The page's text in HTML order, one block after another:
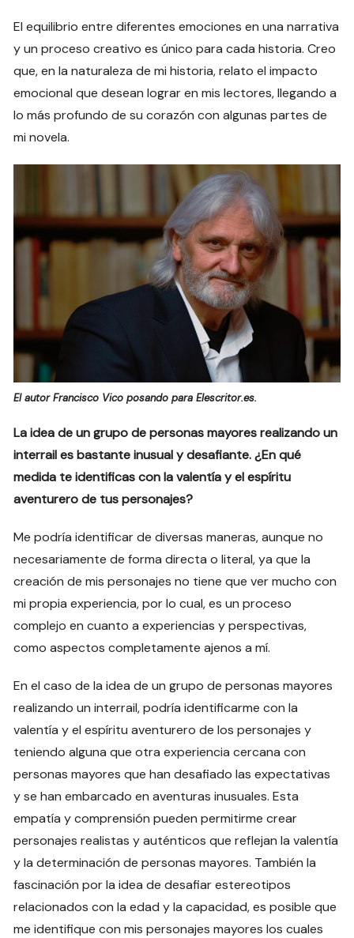
El equilibrio entre diferentes emociones en una narrativa
y un proceso creativo es único para cada historia. Creo
que, en la naturaleza de mi historia, relato el impacto
emocional que desean lograr en mis lectores, llegando a
lo más profundo de su corazón con algunas partes de
mi novela.
El autor Francisco Vico posando para Elescritor.es.
La idea de un grupo de personas mayores realizando un
interrail es bastante inusual y desafiante. ¿En qué
medida te identificas con la valentía y el espíritu
aventurero de tus personajes?
Me podría identificar de diversas maneras, aunque no
necesariamente de forma directa o literal, ya que la
creación de mis personajes no tiene que ver mucho con
mi propia experiencia, por lo cual, es un proceso
complejo en cuanto a experiencias y perspectivas,
como aspectos completamente ajenos a mí.
En el caso de la idea de un grupo de personas mayores
realizando un interrail, podría identificarme con la
valentía y el espíritu aventurero de los personajes y
teniendo alguna que otra experiencia cercana con
personas mayores que han desafiado las expectativas
y se han embarcado en aventuras inusuales. Esta
empatía y comprensión pueden permitirme crear
personajes realistas y auténticos que reflejan la valentía
y la determinación de personas mayores. También la
fascinación por la idea de desafiar estereotipos
relacionados con la edad y la capacidad, es posible que
me identifique con mis personajes mayores los cuales